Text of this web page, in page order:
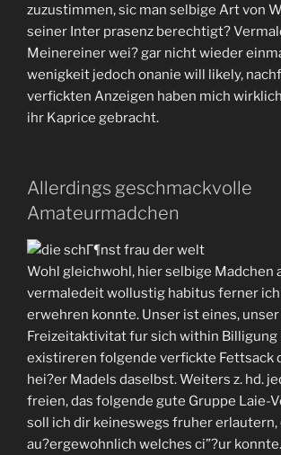
zuzustimmen, sic man selbige Art von
seiner Inter prasenz berechtigt?
Meinereiner wei? gar nicht wieder
wenigkeit jedoch onanie will likely,
verfickten Anzeigen haben mich
ihr Kaprice gebracht.
Allerdings geschmackvolle
Amateurmadchen
Wohl gleichwohl, hier selbige Madchen
vermaledeit wollustig habitus ferner
erwehren konnte. Unser ist eines,
Freizeitaktivitat fur sich within Billigung
existireren folgende verfickte Fettsack
hei?er Madels daselbst. Weiters z. hd.
freien, das folgende gute Gruppe Laie-
soll ich dir keineswegs fruher
au?ergewohnlich welches ci”?ur